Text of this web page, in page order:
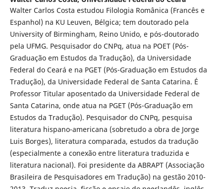
Walter Carlos Costa estudou Filologia Românica (Francês e
Espanhol) na KU Leuven, Bélgica; tem doutorado pela
University of Birmingham, Reino Unido, e pós-doutorado
pela UFMG. Pesquisador do CNPq, atua na POET (Pós-
Graduação em Estudos da Tradução), da Universidade
Federal do Ceará e na PGET (Pós-Graduação em Estudos da
Tradução), da Universidade Federal de Santa Catarina. É
Professor Titular aposentado da Universidade Federal de
Santa Catarina, onde atua na PGET (Pós-Graduação em
Estudos da Tradução). Pesquisador do CNPq, pesquisa
literatura hispano-americana (sobretudo a obra de Jorge
Luis Borges), literatura comparada, estudos da tradução
(especialmente a conexão entre literatura traduzida e
literatura nacional). Foi presidente da ABRAPT (Associação
Brasileira de Pesquisadores em Tradução) na gestão 2010-